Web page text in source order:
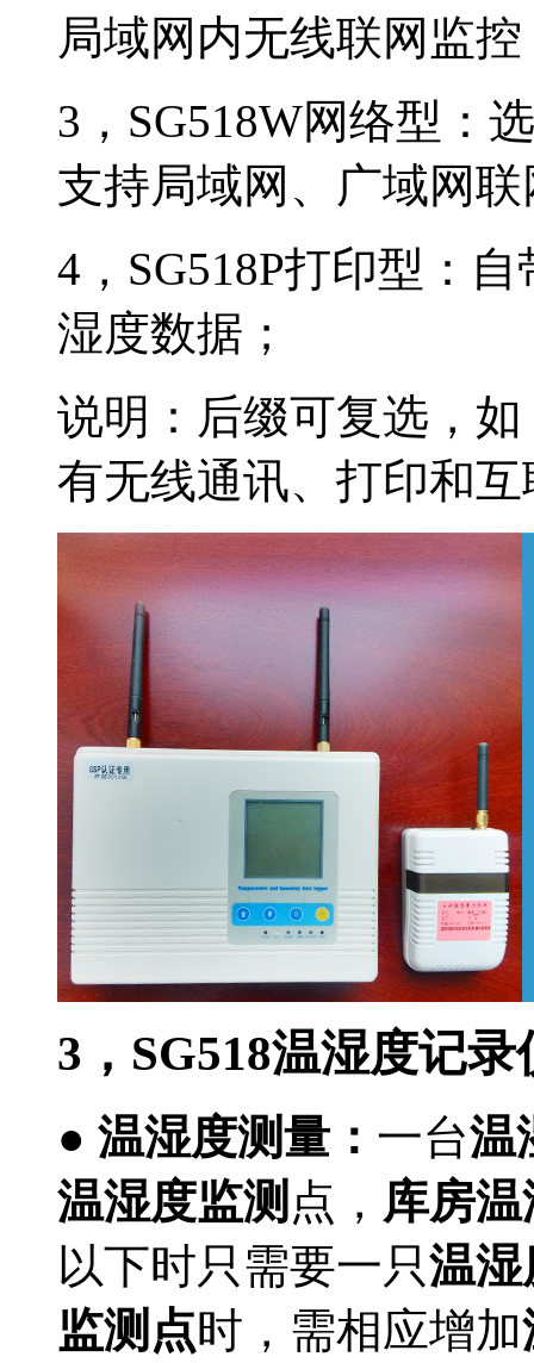
局域网内无线联网监控
3 ，SG518W网络型：
支持局域网、广域网
4 ，SG518P打印型：自
湿度数据；
说明：后缀可复选，如
有无线通讯、打印和
3 ，SG518温湿度记
● 温湿度测量： 一台温
温湿度监测 点， 库房
以下时只需要一只温湿
监测点时，需相应增加